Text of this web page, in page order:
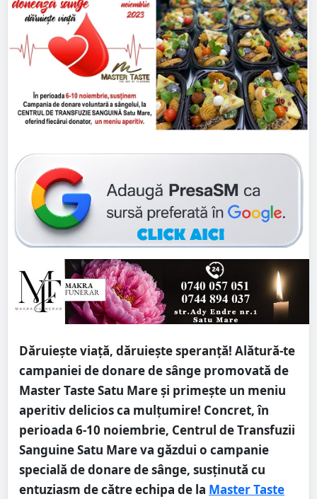
Dăruiește viață, dăruiește speranță! Alătură-te
campaniei de donare de sânge promovată de
Master Taste Satu Mare și primește un meniu
aperitiv delicios ca mulțumire! Concret, în
perioada 6-10 noiembrie, Centrul de Transfuzii
Sanguine Satu Mare va găzdui o campanie
specială de donare de sânge, susținută cu
entuziasm de către echipa de la Master Taste